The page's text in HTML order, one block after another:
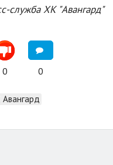
служба ХК "Авангард"
0 0